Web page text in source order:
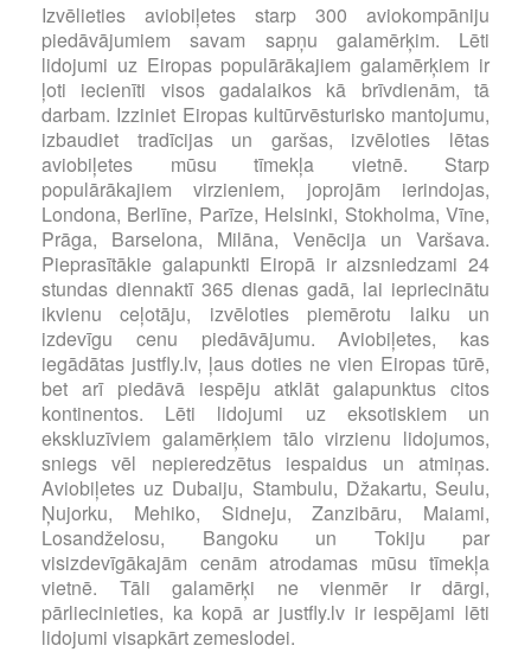
Izvēlieties aviobiļetes starp 300 aviokompāniju
piedāvājumiem savam sapņu galamērķim. Lēti
lidojumi uz Eiropas populārākajiem galamērķiem ir
ļoti iecienīti visos gadalaikos kā brīvdienām, tā
darbam. Izziniet Eiropas kultūrvēsturisko mantojumu,
izbaudiet tradīcijas un garšas, izvēloties lētas
aviobiļetes mūsu tīmekļa vietnē. Starp
populārākajiem virzieniem, joprojām ierindojas,
Londona, Berlīne, Parīze, Helsinki, Stokholma, Vīne,
Prāga, Barselona, Milāna, Venēcija un Varšava.
Pieprasītākie galapunkti Eiropā ir aizsniedzami 24
stundas diennaktī 365 dienas gadā, lai iepriecinātu
ikvienu ceļotāju, izvēloties piemērotu laiku un
izdevīgu cenu piedāvājumu. Aviobiļetes, kas
iegādātas justfly.lv, ļaus doties ne vien Eiropas tūrē,
bet arī piedāvā iespēju atklāt galapunktus citos
kontinentos. Lēti lidojumi uz eksotiskiem un
ekskluzīviem galamērķiem tālo virzienu lidojumos,
sniegs vēl nepieredzētus iespaidus un atmiņas.
Aviobiļetes uz Dubaiju, Stambulu, Džakartu, Seulu,
Ņujorku, Mehiko, Sidneju, Zanzibāru, Maiami,
Losandželosu, Bangoku un Tokiju par
visizdevīgākajām cenām atrodamas mūsu tīmekļa
vietnē. Tāli galamērķi ne vienmēr ir dārgi,
pārliecinieties, ka kopā ar justfly.lv ir iespējami lēti
lidojumi visapkārt zemeslodei.